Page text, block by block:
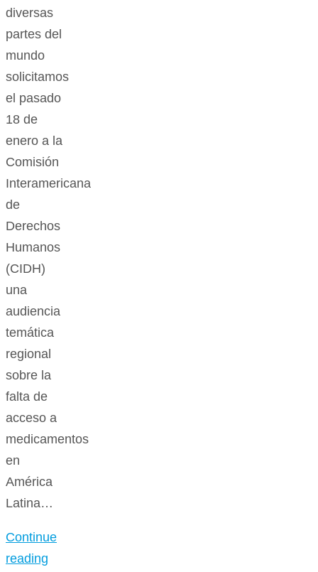
diversas
partes del
mundo
solicitamos
el pasado
18 de
enero a la
Comisión
Interamericana
de
Derechos
Humanos
(CIDH)
una
audiencia
temática
regional
sobre la
falta de
acceso a
medicamentos
en
América
Latina…
Continue
reading